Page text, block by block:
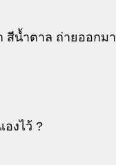
สีน้ำตาล ถ่ายออกมา
องไว้ ?